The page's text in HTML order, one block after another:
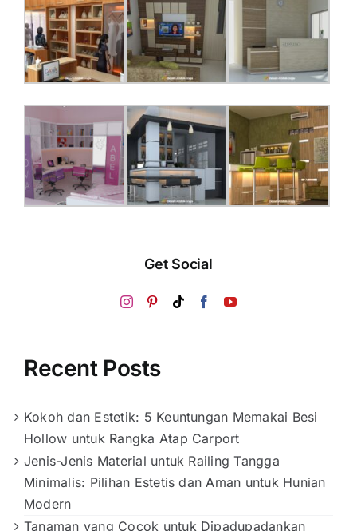
Get Social
Recent Posts
Kokoh dan Estetik: 5 Keuntungan Memakai Besi
Hollow untuk Rangka Atap Carport
Jenis-Jenis Material untuk Railing Tangga
Minimalis: Pilihan Estetis dan Aman untuk Hunian
Modern
Tanaman yang Cocok untuk Dipadupadankan